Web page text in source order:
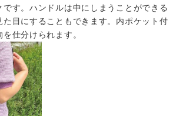
す。ハンドルは中にしまうことができる
た目にすることもできます。内ポケット付
仕分けられます。